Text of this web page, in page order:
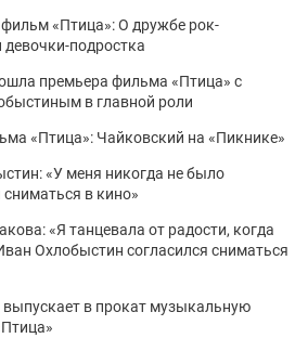
фильм «Птица»: О дружбе рок-
подростка
премьера фильма «Птица» с
в главной роли
«Птица»: Чайковский на «Пикнике»
«У меня никогда не было
сниматься в кино»
«Я танцевала от радости, когда
Охлобыстин согласился сниматься
в прокат музыкальную